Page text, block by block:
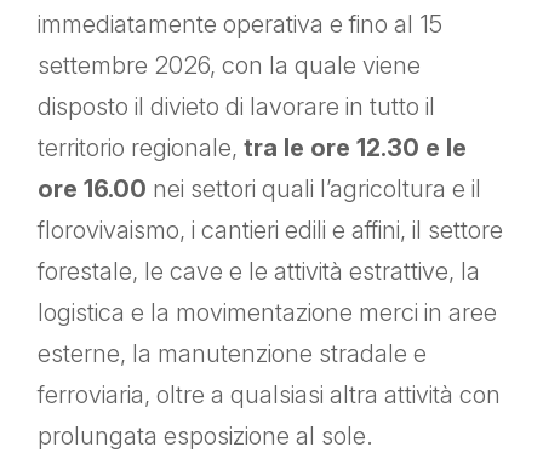
immediatamente operativa e fino al 15
settembre 2026, con la quale viene
disposto il divieto di lavorare in tutto il
territorio regionale, tra le ore 12.30 e le
ore 16.00 nei settori quali l’agricoltura e il
florovivaismo, i cantieri edili e affini, il settore
forestale, le cave e le attività estrattive, la
logistica e la movimentazione merci in aree
esterne, la manutenzione stradale e
ferroviaria, oltre a qualsiasi altra attività con
prolungata esposizione al sole.